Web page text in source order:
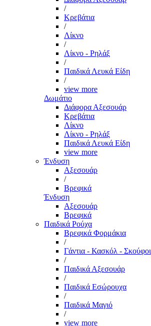
/
Κρεβάτια
/
Λίκνο
/
Λίκνο - Ρηλάξ
/
Παιδικά Λευκά Είδη
/
view more
Δωμάτιο
Διάφορα Αξεσουάρ
Κρεβάτια
Λίκνο
Λίκνο - Ρηλάξ
Παιδικά Λευκά Είδη
view more
Ένδυση
Αξεσουάρ
/
Βρεφικά
Ένδυση
Αξεσουάρ
Βρεφικά
Παιδικά Ρούχα
Βρεφικά Φορμάκια
/
Γάντια - Κασκόλ - Σκούφοι
/
Παιδικά Αξεσουάρ
/
Παιδικά Εσώρουχα
/
Παιδικά Μαγιό
/
view more